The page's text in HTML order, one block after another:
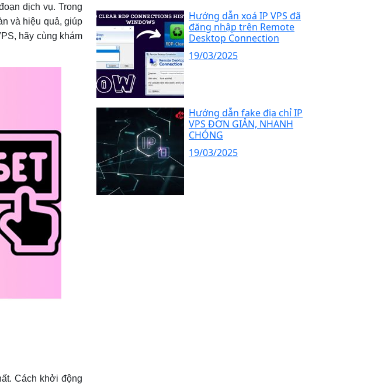
dịch vụ. Trong
và hiệu quả, giúp
hãy cùng khám
Cách khởi động
Hướng dẫn xoá IP VPS đã
đăng nhập trên Remote
Desktop Connection
19/03/2025
Hướng dẫn fake địa chỉ IP
VPS ĐƠN GIẢN, NHANH
CHÓNG
19/03/2025